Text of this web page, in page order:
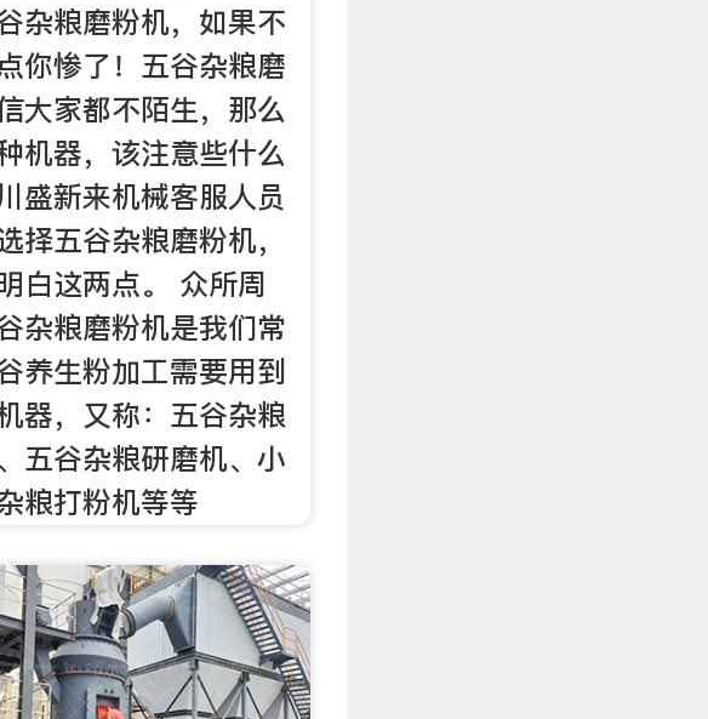
杂粮磨粉机，如果不
你惨了！五谷杂粮磨
大家都不陌生，那么
机器，该注意些什么
盛新来机械客服人员
择五谷杂粮磨粉机，
白这两点。 众所周
杂粮磨粉机是我们常
养生粉加工需要用到
器，又称：五谷杂粮
五谷杂粮研磨机、小
粮打粉机等等